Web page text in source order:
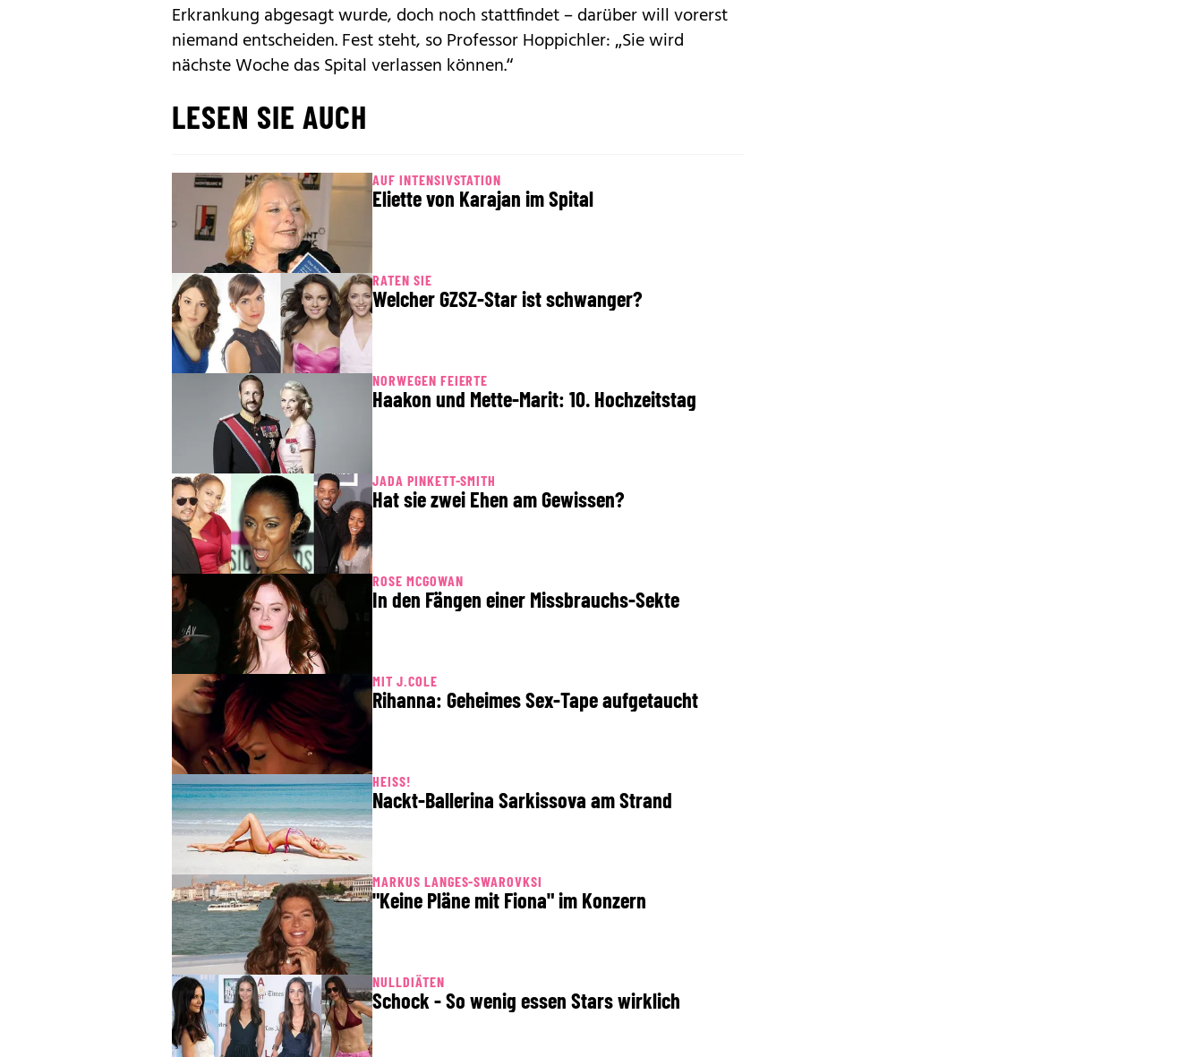
Erkrankung abgesagt wurde, doch noch stattfindet – darüber will vorerst
niemand entscheiden. Fest steht, so Professor Hoppichler: „Sie wird
nächste Woche das Spital verlassen können.“
LESEN SIE AUCH
AUF INTENSIVSTATION
Eliette von Karajan im Spital
RATEN SIE
Welcher GZSZ-Star ist schwanger?
NORWEGEN FEIERTE
Haakon und Mette-Marit: 10. Hochzeitstag
JADA PINKETT-SMITH
Hat sie zwei Ehen am Gewissen?
ROSE MCGOWAN
In den Fängen einer Missbrauchs-Sekte
MIT J.COLE
Rihanna: Geheimes Sex-Tape aufgetaucht
HEISS!
Nackt-Ballerina Sarkissova am Strand
MARKUS LANGES-SWAROVKSI
"Keine Pläne mit Fiona" im Konzern
NULLDIÄTEN
Schock - So wenig essen Stars wirklich